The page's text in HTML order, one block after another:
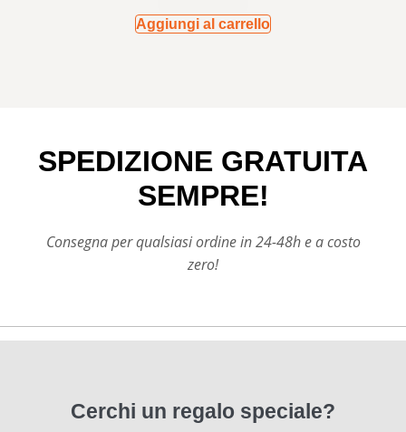
Aggiungi al carrello
SPEDIZIONE GRATUITA
SEMPRE!
Consegna per qualsiasi ordine in 24-48h e a costo
zero!
Cerchi un regalo speciale?